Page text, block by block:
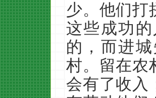
少。他们打
这些成功
的，而进
村。留在农
会有了收入